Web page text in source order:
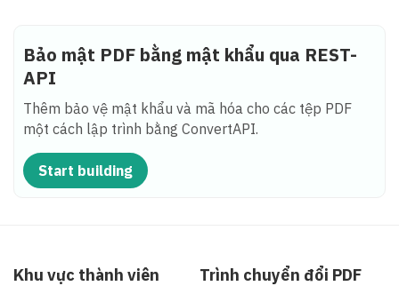
Bảo mật PDF bằng mật khẩu qua REST-
API
Thêm bảo vệ mật khẩu và mã hóa cho các tệp PDF
một cách lập trình bằng ConvertAPI.
Start building
Khu vực thành viên Trình chuyển đổi PDF